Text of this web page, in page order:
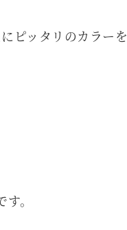
ピッタリのカラーを
。